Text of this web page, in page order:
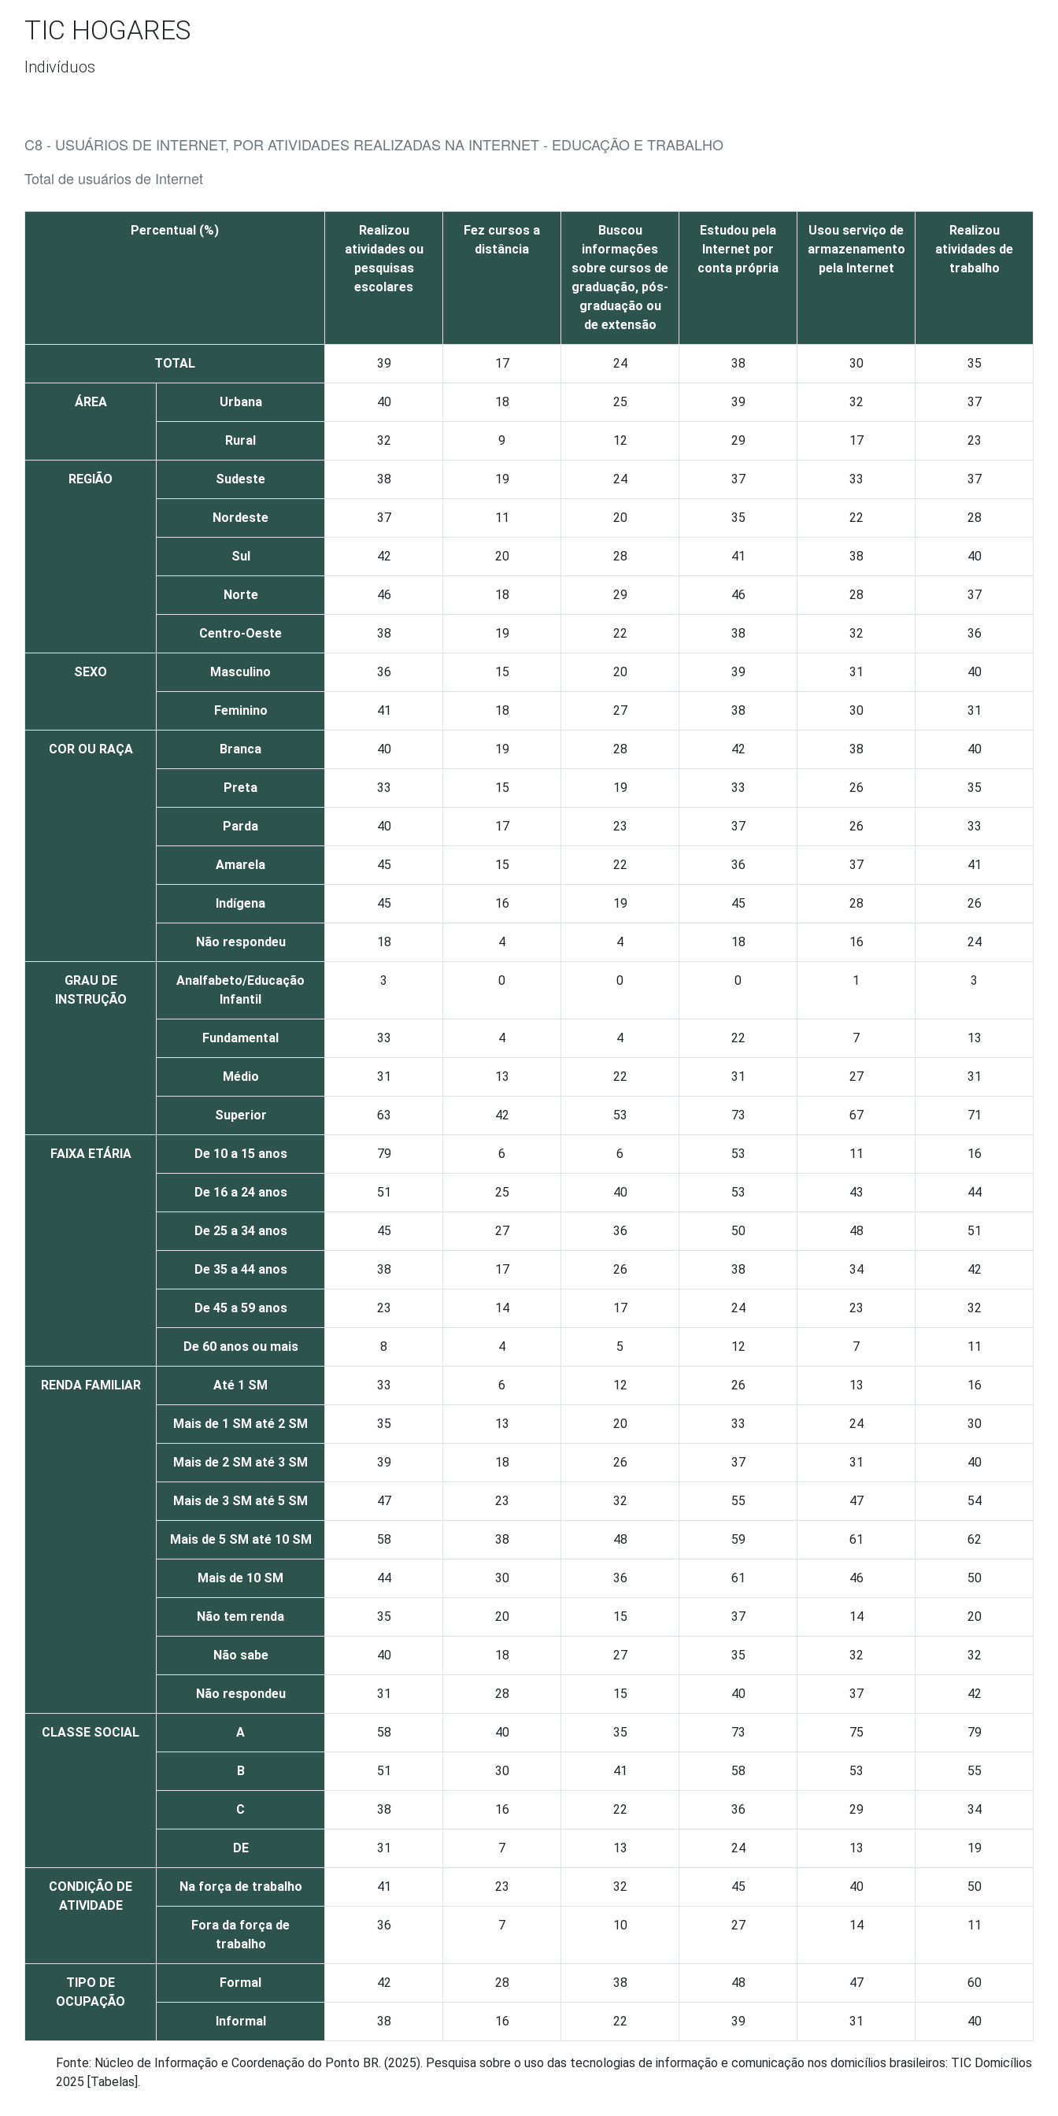
TIC HOGARES
Indivíduos
C8 - USUÁRIOS DE INTERNET, POR ATIVIDADES REALIZADAS NA INTERNET - EDUCAÇÃO E TRABALHO
Total de usuários de Internet
Percentual (%)
Realizou
atividades ou
pesquisas
escolares
Fez cursos a
distância
Buscou
informações
sobre cursos de
graduação, pós-
graduação ou
de extensão
Estudou pela
Internet por
conta própria
Usou serviço de
armazenamento
pela Internet
Realizou
atividades de
trabalho
TOTAL 39 17 24 38 30 35
ÁREA Urbana 40 18 25 39 32 37
Rural 32 9 12 29 17 23
REGIÃO Sudeste 38 19 24 37 33 37
Nordeste 37 11 20 35 22 28
Sul 42 20 28 41 38 40
Norte 46 18 29 46 28 37
Centro-Oeste 38 19 22 38 32 36
SEXO Masculino 36 15 20 39 31 40
Feminino 41 18 27 38 30 31
COR OU RAÇA Branca 40 19 28 42 38 40
Preta 33 15 19 33 26 35
Parda 40 17 23 37 26 33
Amarela 45 15 22 36 37 41
Indígena 45 16 19 45 28 26
Não respondeu 18 4 4 18 16 24
GRAU DE
INSTRUÇÃO
Analfabeto/Educação
Infantil
3 0 0 0 1 3
Fundamental 33 4 4 22 7 13
Médio 31 13 22 31 27 31
Superior 63 42 53 73 67 71
FAIXA ETÁRIA De 10 a 15 anos 79 6 6 53 11 16
De 16 a 24 anos 51 25 40 53 43 44
De 25 a 34 anos 45 27 36 50 48 51
De 35 a 44 anos 38 17 26 38 34 42
De 45 a 59 anos 23 14 17 24 23 32
De 60 anos ou mais 8 4 5 12 7 11
RENDA FAMILIAR Até 1 SM 33 6 12 26 13 16
Mais de 1 SM até 2 SM 35 13 20 33 24 30
Mais de 2 SM até 3 SM 39 18 26 37 31 40
Mais de 3 SM até 5 SM 47 23 32 55 47 54
Mais de 5 SM até 10 SM 58 38 48 59 61 62
Mais de 10 SM 44 30 36 61 46 50
Não tem renda 35 20 15 37 14 20
Não sabe 40 18 27 35 32 32
Não respondeu 31 28 15 40 37 42
CLASSE SOCIAL A 58 40 35 73 75 79
B 51 30 41 58 53 55
C 38 16 22 36 29 34
DE 31 7 13 24 13 19
CONDIÇÃO DE
ATIVIDADE
Na força de trabalho 41 23 32 45 40 50
Fora da força de
trabalho
36 7 10 27 14 11
TIPO DE
OCUPAÇÃO
Formal 42 28 38 48 47 60
Informal 38 16 22 39 31 40
Fonte: Núcleo de Informação e Coordenação do Ponto BR. (2025). Pesquisa sobre o uso das tecnologias de informação e comunicação nos domicílios brasileiros: TIC Domicílios
2025 [Tabelas].